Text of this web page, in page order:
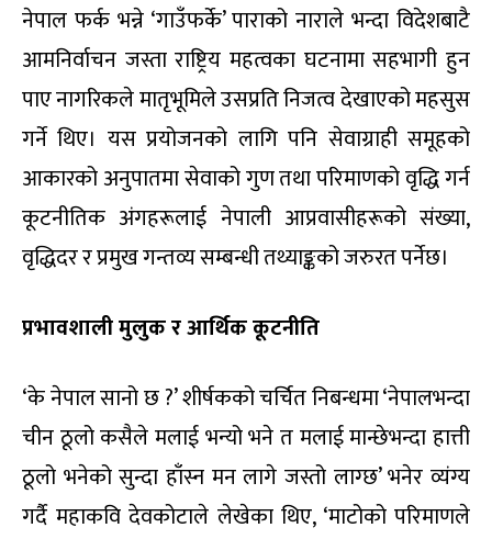
नेपाल फर्क भन्ने ‘गाउँफर्के’ पाराको नाराले भन्दा विदेशबाटै
आमनिर्वाचन जस्ता राष्ट्रिय महत्वका घटनामा सहभागी हुन
पाए नागरिकले मातृभूमिले उसप्रति निजत्व देखाएको महसुस
गर्ने थिए। यस प्रयोजनको लागि पनि सेवाग्राही समूहको
आकारको अनुपातमा सेवाको गुण तथा परिमाणको वृद्धि गर्न
कूटनीतिक अंगहरूलाई नेपाली आप्रवासीहरूको संख्या,
वृद्धिदर र प्रमुख गन्तव्य सम्बन्धी तथ्याङ्कको जरुरत पर्नेछ।
प्रभावशाली मुलुक र आर्थिक कूटनीति
‘के नेपाल सानो छ ?’ शीर्षकको चर्चित निबन्धमा ‘नेपालभन्दा
चीन ठूलो कसैले मलाई भन्यो भने त मलाई मान्छेभन्दा हात्ती
ठूलो भनेको सुन्दा हाँस्न मन लागे जस्तो लाग्छ’ भनेर व्यंग्य
गर्दै महाकवि देवकोटाले लेखेका थिए, ‘माटोको परिमाणले